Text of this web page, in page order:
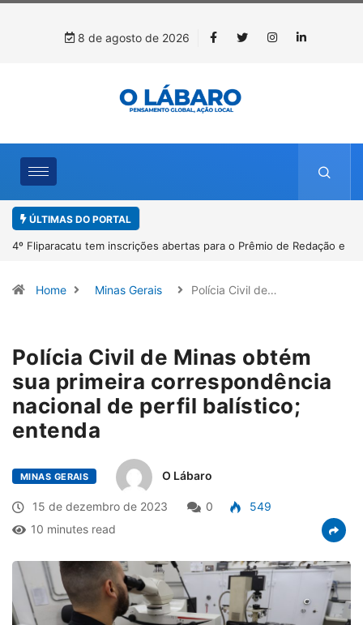
8 de agosto de 2026
ÚLTIMAS DO PORTAL
4º Fliparacatu tem inscrições abertas para o Prêmio de Redação e
Home Minas Gerais Polícia Civil de…
Polícia Civil de Minas obtém
sua primeira correspondência
nacional de perfil balístico;
entenda
MINAS GERAIS O Lábaro
15 de dezembro de 2023 0
549
10 minutes read